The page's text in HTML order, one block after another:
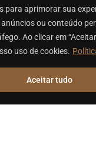
para aprimorar sua
ou conteúdo
Ao clicar em
uso de cookies.
Aceitar tudo